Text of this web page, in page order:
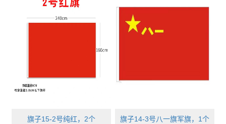
旗子15-2号纯红，2个 旗子14-3号八一旗军旗，1个